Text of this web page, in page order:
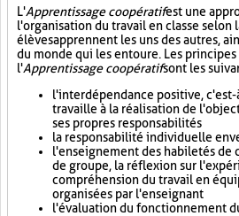
L'Apprentissage coopératifest une
l'organisation du travail en classe selon
élèves apprennent les uns des autres,
du monde qui les entoure. Les
l'Apprentissage coopératifsont les
l'interdépendance positive, c'est-
travaille à la réalisation de
ses propres responsabilités
la responsabilité individuelle
l'enseignement des habiletés de
de groupe, la réflexion sur
compréhension du travail en
organisées par l'enseignant
l'évaluation du fonctionnement